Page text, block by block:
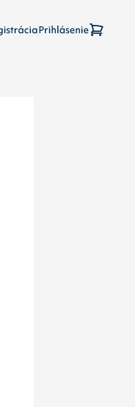
Prihlásenie